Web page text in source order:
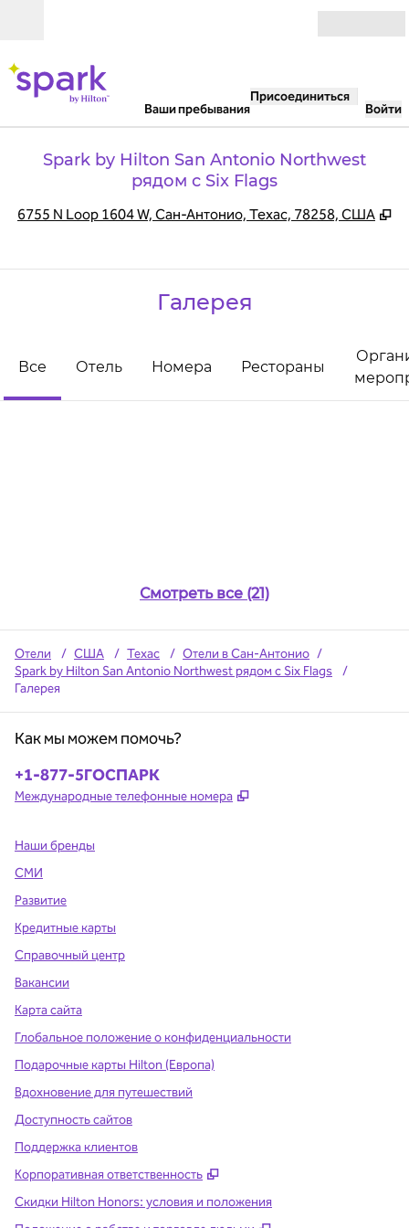
Ваши пребывания
Присоединиться
Войти
Spark by Hilton San Antonio Northwest
рядом с Six Flags
6755 N Loop 1604 W, Сан-Антонио, Техас, 78258, США ,
Галерея
Все Отель Номера Рестораны
Смотреть все (21)
Отели / США / Техас / Отели в Сан-Антонио /
Spark by Hilton San Antonio Northwest рядом с Six Flags
/
Галерея
Как мы можем помочь?
Телефон:
+1-877-5ГОСПАРК
Международные телефонные номера ,
Наши бренды
СМИ
Развитие
Кредитные карты
Справочный центр
Вакансии
Карта сайта
Глобальное положение о конфиденциальности
Подарочные карты Hilton (Европа)
Вдохновение для путешествий
Доступность сайтов
Поддержка клиентов
Корпоративная ответственность
,
Скидки Hilton Honors: условия и положения